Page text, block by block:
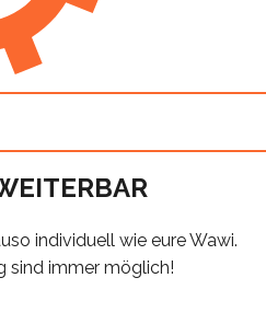
individuell wie eure Wawi.
sind immer möglich!